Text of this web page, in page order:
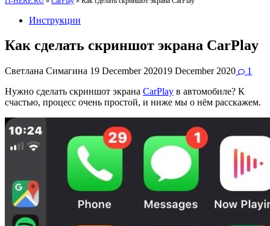
Инструкции
Как сделать скриншот экрана CarPlay
Светлана Симагина 19 December 202019 December 2020
1
Нужно сделать скриншот экрана CarPlay в автомобиле? К
счастью, процесс очень простой, и ниже мы о нём расскажем.